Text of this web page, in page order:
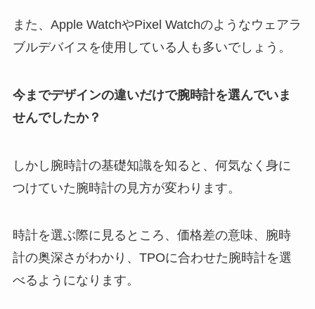
また、Apple WatchやPixel Watchのようなウェアラ
ブルデバイスを使用している人も多いでしょう。
今までデザインの違いだけで腕時計を選んでいま
せんでしたか？
しかし腕時計の基礎知識を知ると、何気なく身に
つけていた腕時計の見方が変わります。
時計を選ぶ際に見るところ、価格差の意味、腕時
計の奥深さがわかり、TPOに合わせた腕時計を選
べるようになります。